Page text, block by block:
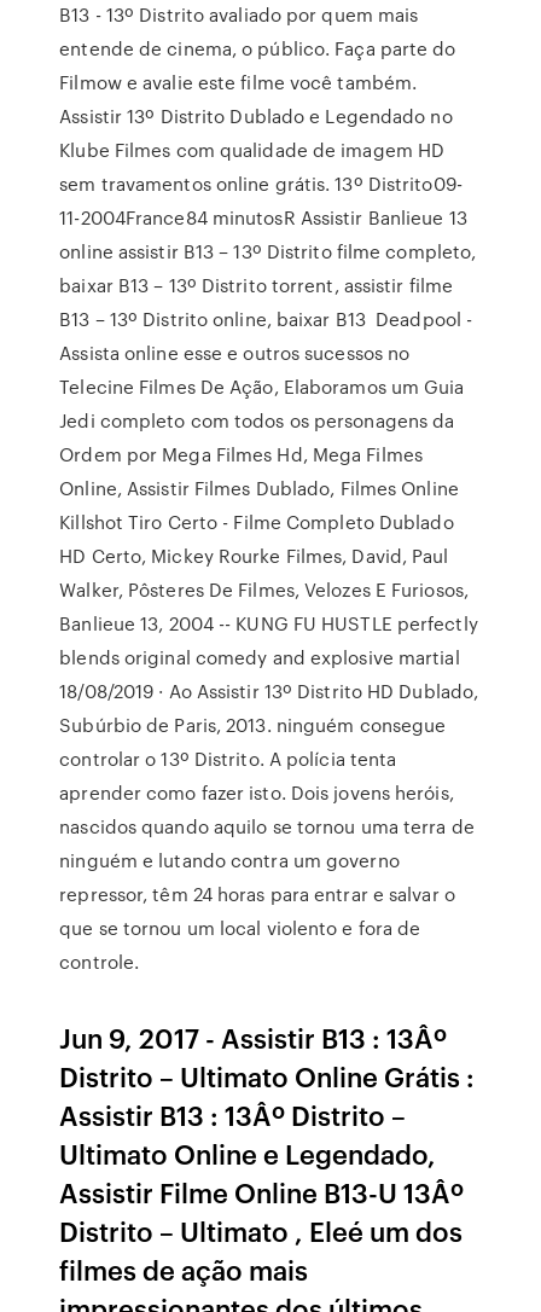
B13 - 13º Distrito avaliado por quem mais
entende de cinema, o público. Faça parte do
Filmow e avalie este filme você também.
Assistir 13º Distrito Dublado e Legendado no
Klube Filmes com qualidade de imagem HD
sem travamentos online grátis. 13º Distrito09-
11-2004France84 minutosR Assistir Banlieue 13
online assistir B13 – 13º Distrito filme completo,
baixar B13 – 13º Distrito torrent, assistir filme
B13 – 13º Distrito online, baixar B13 Deadpool -
Assista online esse e outros sucessos no
Telecine Filmes De Ação, Elaboramos um Guia
Jedi completo com todos os personagens da
Ordem por Mega Filmes Hd, Mega Filmes
Online, Assistir Filmes Dublado, Filmes Online
Killshot Tiro Certo - Filme Completo Dublado
HD Certo, Mickey Rourke Filmes, David, Paul
Walker, Pôsteres De Filmes, Velozes E Furiosos,
Banlieue 13, 2004 -- KUNG FU HUSTLE perfectly
blends original comedy and explosive martial
18/08/2019 · Ao Assistir 13º Distrito HD Dublado,
Subúrbio de Paris, 2013. ninguém consegue
controlar o 13º Distrito. A polícia tenta
aprender como fazer isto. Dois jovens heróis,
nascidos quando aquilo se tornou uma terra de
ninguém e lutando contra um governo
repressor, têm 24 horas para entrar e salvar o
que se tornou um local violento e fora de
controle.
Jun 9, 2017 - Assistir B13 : 13Âº
Distrito – Ultimato Online Grátis :
Assistir B13 : 13Âº Distrito –
Ultimato Online e Legendado,
Assistir Filme Online B13-U 13Âº
Distrito – Ultimato , Eleé um dos
filmes de ação mais